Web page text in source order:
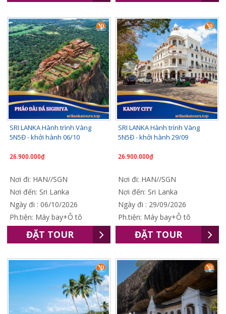
SRI LANKA Hành trình Vàng
5N5Đ - khởi hành 06/10
26.900.000₫
Nơi đi: HAN//SGN
Nơi đến: Sri Lanka
Ngày đi : 06/10/2026
Ph.tiện: Máy bay+Ô tô
ĐẶT TOUR
SRI LANKA Hành trình Vàng
5N5Đ - khởi hành 29/09
26.900.000₫
Nơi đi: HAN//SGN
Nơi đến: Sri Lanka
Ngày đi : 29/09/2026
Ph.tiện: Máy bay+Ô tô
ĐẶT TOUR